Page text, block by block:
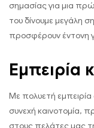
σημασίας για μια
του δίνουμε μεγάλη
προσφέρουν έντονη
Εμπειρία
Με πολυετή εμπειρία
συνεχή καινοτομία,